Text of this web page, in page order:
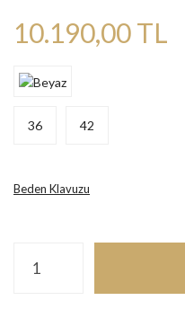
10.190,00 TL
36 42
Beden Klavuzu